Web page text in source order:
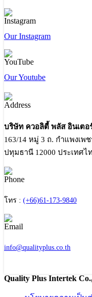
Our Instagram
Our Youtube
บริษัท ควอลิตี้ พลัส อินเตอ
163/14 หมู่ 3 ถ. กำแพงเพ
ปทุมธานี 12000 ประเทศไ
โทร : (+66)61-173-9840
info@qualityplus.co.th
Quality Plus Intertek